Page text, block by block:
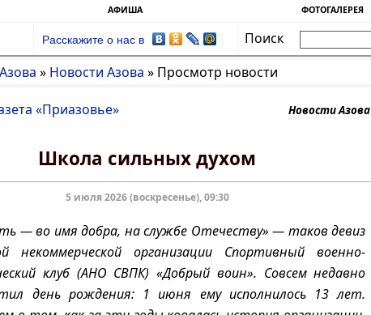
АФИША ФОТОГАЛЕРЕЯ
Расскажите о нас в
Поиск
» Новости Азова » Просмотр новости
«Приазовье» Новости Азова
Школа сильных духом
5 июля 2026 (воскресенье), 09:30
— во имя добра, на службе Отечеству» — таков девиз
некоммерческой организации Спортивный военно-
клуб (АНО СВПК) «Добрый воин». Совсем недавно
день рождения: 1 июня ему исполнилось 13 лет.